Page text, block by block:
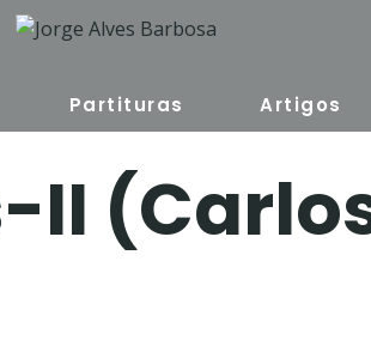
Partituras Artigos
II